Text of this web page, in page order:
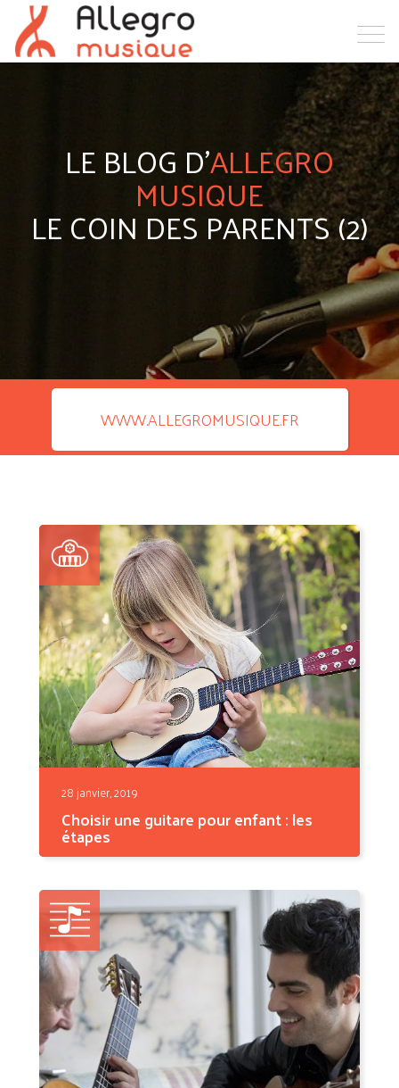
LE BLOG D'ALLEGRO
MUSIQUE
LE COIN DES PARENTS (2)
WWW.ALLEGROMUSIQUE.FR
28 janvier, 2019
Choisir une guitare pour enfant : les
étapes
GUITARE
CLASSIQUE POUR
ENFANT OU
GUITARE
ÉLECTRIQUE ?
Il...